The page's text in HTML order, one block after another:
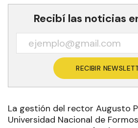
Recibí las noticias
RECIBIR
La gestión del rector Augusto
Universidad Nacional de